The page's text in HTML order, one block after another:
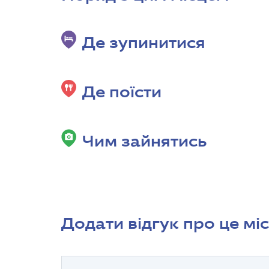
Де зупинитися
Де поїсти
Чим зайнятись
Додати відгук про це